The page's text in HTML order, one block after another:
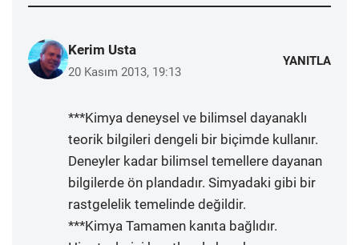
Kerim Usta
20 Kasım 2013, 19:13
YANITLA
***Kimya deneysel ve bilimsel dayanaklı
teorik bilgileri dengeli bir biçimde kullanır.
Deneyler kadar bilimsel temellere dayanan
bilgilerde ön plandadır. Simyadaki gibi bir
rastgelelik temelinde değildir.
***Kimya Tamamen kanıta bağlıdır.